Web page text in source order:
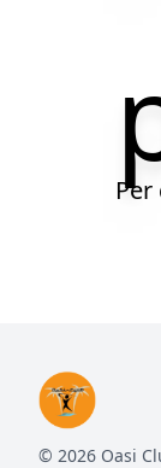
© 2026 Oasi